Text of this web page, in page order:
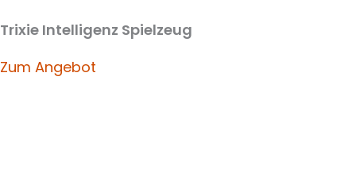
Trixie Intelligenz Spielzeug
Zum Angebot